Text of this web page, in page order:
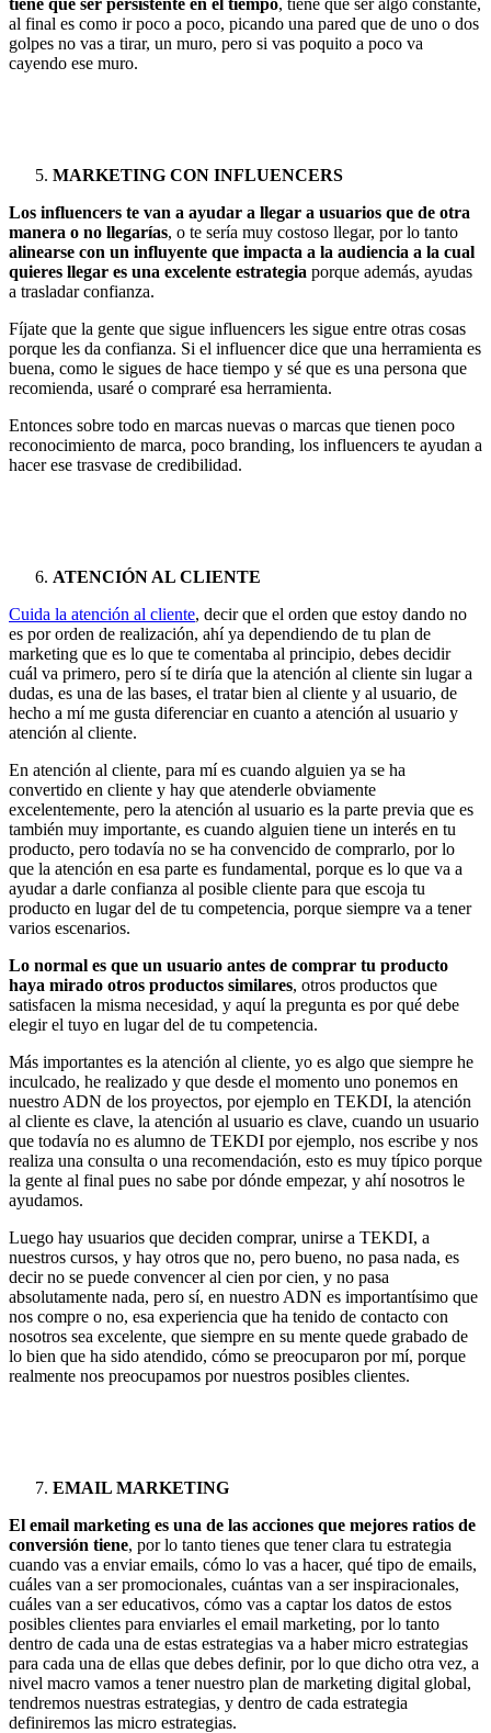
al final es como ir poco a poco, picando una pared que de uno o dos
golpes no vas a tirar, un muro, pero si vas poquito a poco va
cayendo ese muro.
MARKETING CON INFLUENCERS
Los influencers te van a ayudar a llegar a usuarios que de otra
manera o no llegarías, o te sería muy costoso llegar, por lo tanto
alinearse con un influyente que impacta a la audiencia a la cual
quieres llegar es una excelente estrategia porque además, ayudas
a trasladar confianza.
Fíjate que la gente que sigue influencers les sigue entre otras cosas
porque les da confianza. Si el influencer dice que una herramienta es
buena, como le sigues de hace tiempo y sé que es una persona que
recomienda, usaré o compraré esa herramienta.
Entonces sobre todo en marcas nuevas o marcas que tienen poco
reconocimiento de marca, poco branding, los influencers te ayudan a
hacer ese trasvase de credibilidad.
ATENCIÓN AL CLIENTE
Cuida la atención al cliente, decir que el orden que estoy dando no
es por orden de realización, ahí ya dependiendo de tu plan de
marketing que es lo que te comentaba al principio, debes decidir
cuál va primero, pero sí te diría que la atención al cliente sin lugar a
dudas, es una de las bases, el tratar bien al cliente y al usuario, de
hecho a mí me gusta diferenciar en cuanto a atención al usuario y
atención al cliente.
En atención al cliente, para mí es cuando alguien ya se ha
convertido en cliente y hay que atenderle obviamente
excelentemente, pero la atención al usuario es la parte previa que es
también muy importante, es cuando alguien tiene un interés en tu
producto, pero todavía no se ha convencido de comprarlo, por lo
que la atención en esa parte es fundamental, porque es lo que va a
ayudar a darle confianza al posible cliente para que escoja tu
producto en lugar del de tu competencia, porque siempre va a tener
varios escenarios.
Lo normal es que un usuario antes de comprar tu producto
haya mirado otros productos similares, otros productos que
satisfacen la misma necesidad, y aquí la pregunta es por qué debe
elegir el tuyo en lugar del de tu competencia.
Más importantes es la atención al cliente, yo es algo que siempre he
inculcado, he realizado y que desde el momento uno ponemos en
nuestro ADN de los proyectos, por ejemplo en TEKDI, la atención
al cliente es clave, la atención al usuario es clave, cuando un usuario
que todavía no es alumno de TEKDI por ejemplo, nos escribe y nos
realiza una consulta o una recomendación, esto es muy típico porque
la gente al final pues no sabe por dónde empezar, y ahí nosotros le
ayudamos.
Luego hay usuarios que deciden comprar, unirse a TEKDI, a
nuestros cursos, y hay otros que no, pero bueno, no pasa nada, es
decir no se puede convencer al cien por cien, y no pasa
absolutamente nada, pero sí, en nuestro ADN es importantísimo que
nos compre o no, esa experiencia que ha tenido de contacto con
nosotros sea excelente, que siempre en su mente quede grabado de
lo bien que ha sido atendido, cómo se preocuparon por mí, porque
realmente nos preocupamos por nuestros posibles clientes.
EMAIL MARKETING
El email marketing es una de las acciones que mejores ratios de
conversión tiene, por lo tanto tienes que tener clara tu estrategia
cuando vas a enviar emails, cómo lo vas a hacer, qué tipo de emails,
cuáles van a ser promocionales, cuántas van a ser inspiracionales,
cuáles van a ser educativos, cómo vas a captar los datos de estos
posibles clientes para enviarles el email marketing, por lo tanto
dentro de cada una de estas estrategias va a haber micro estrategias
para cada una de ellas que debes definir, por lo que dicho otra vez, a
nivel macro vamos a tener nuestro plan de marketing digital global,
tendremos nuestras estrategias, y dentro de cada estrategia
definiremos las micro estrategias.